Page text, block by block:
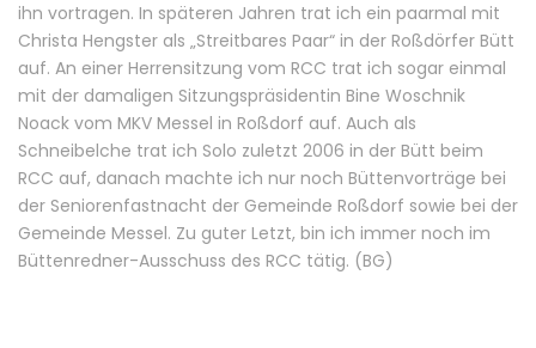
ihn vortragen. In späteren Jahren trat ich ein paarmal mit
Christa Hengster als „Streitbares Paar“ in der Roßdörfer Bütt
auf. An einer Herrensitzung vom RCC trat ich sogar einmal
mit der damaligen Sitzungspräsidentin Bine Woschnik
Noack vom MKV Messel in Roßdorf auf. Auch als
Schneibelche trat ich Solo zuletzt 2006 in der Bütt beim
RCC auf, danach machte ich nur noch Büttenvorträge bei
der Seniorenfastnacht der Gemeinde Roßdorf sowie bei der
Gemeinde Messel. Zu guter Letzt, bin ich immer noch im
Büttenredner-Ausschuss des RCC tätig. (BG)